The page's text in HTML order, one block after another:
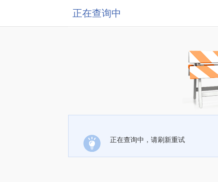
正在查询中
正在查询中，请刷新重试